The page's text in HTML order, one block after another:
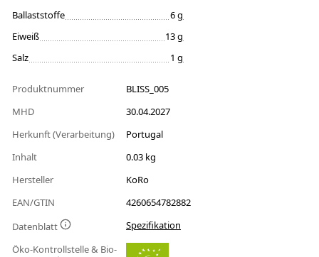
Ballaststoffe
6 g
Eiweiß
13 g
Salz
1 g
Produktnummer
BLISS_005
MHD
30.04.2027
Herkunft (Verarbeitung)
Portugal
Inhalt
0.03 kg
Hersteller
KoRo
EAN/GTIN
4260654782882
Datenblatt
Spezifikation
Öko-Kontrollstelle & Bio-